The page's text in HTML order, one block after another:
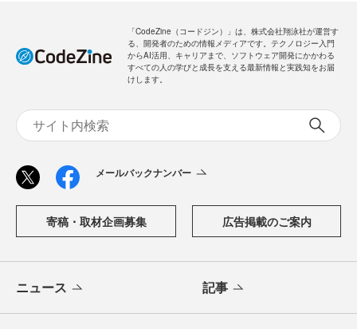
「CodeZine（コードジン）」は、株式会社翔泳社が運営す
る、開発者のための情報メディアです。テクノロジー入門
からAI活用、キャリアまで、ソフトウェア開発にかかわる
すべての人の学びと成長を支える最新情報と実践知をお届
けします。
メールバックナンバー
寄稿・取材企画募集 広告掲載のご案内
ニュース 記事